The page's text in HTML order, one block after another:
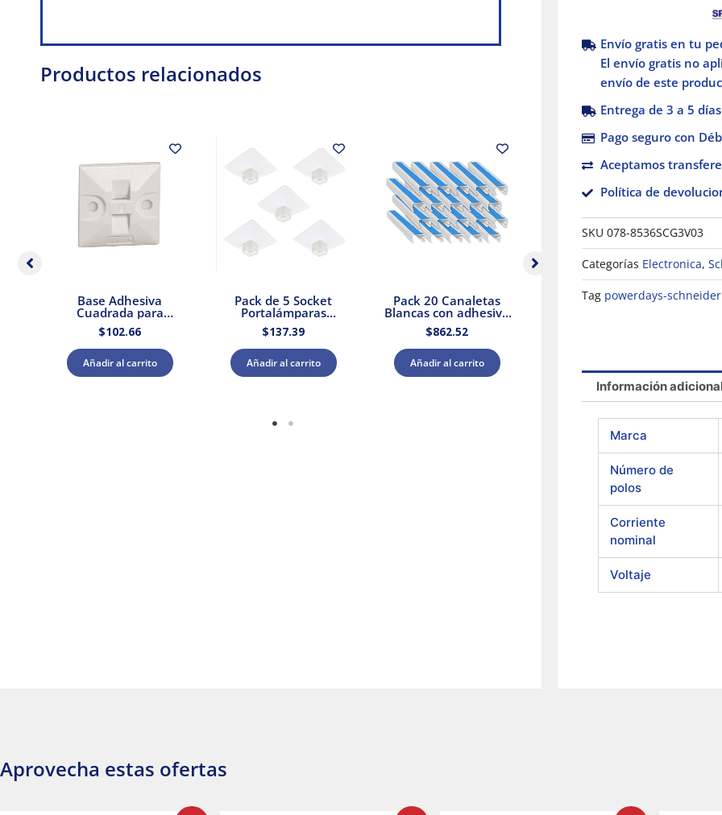
Productos relacionados
Base Adhesiva
Cuadrada para
Cinchos de Plástico
100pzs. Dexson
DXN3200B
$102.66
Añadir al carrito
Pack de 5 Socket
Portalámparas
cuadrada E27 Blanco
Dexson Schneider
Electric
$137.39
Añadir al carrito
Pack 20 Canaletas
Blancas con adhesivo
20x12mm 2mts.
Dexson Schneider
Electric
$862.52
Añadir al carrito
Selector Negro Ø 22
Envío gratis en tu
El envío gratis no
envío de este
Entrega de 3 a 5 días
Pago seguro con
Aceptamos
Política de
SKU 078-8536SCG3V03
Categorías Electronica,
Tag powerdays-schneider
Información
Marca
Número de
polos
Corriente
nominal
Voltaje
Aprovecha estas ofertas